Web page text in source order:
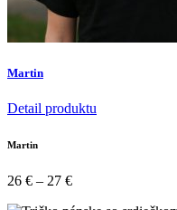
Martin
Detail produktu
Martin
26 € – 27 €